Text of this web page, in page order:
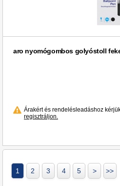
aro nyomógombos golyóstoll
Árakért és rendelésleadáshoz
regisztráljon.
1 2 3 4 5 > >>